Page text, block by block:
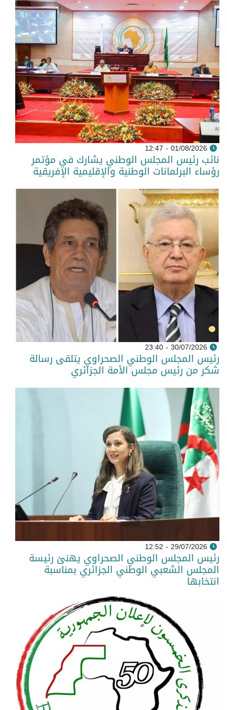
01/08/2026 - 12:47
نائب رئيس المجلس الوطني يشارك في مؤتمر
رؤساء البرلمانات الوطنية والإقليمية الإفريقية
30/07/2026 - 23:40
رئيس المجلس الوطني الصحراوي يتلقى رسالة
شكر من رئيس مجلس الأمة الجزائري
29/07/2026 - 12:52
رئيس المجلس الوطني الصحراوي يهنئ رئيسة
المجلس الشعبي الوطني الجزائري بمناسبة
انتخابها